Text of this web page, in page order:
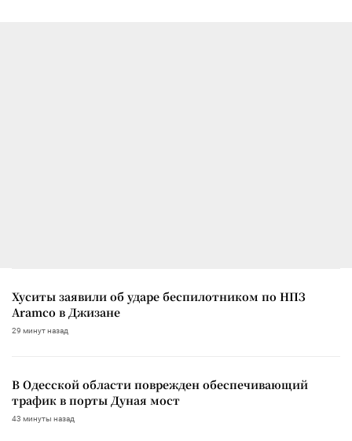
Хуситы заявили об ударе беспилотником по НПЗ
Aramco в Джизане
29 минут назад
В Одесской области поврежден обеспечивающий
трафик в порты Дуная мост
43 минуты назад